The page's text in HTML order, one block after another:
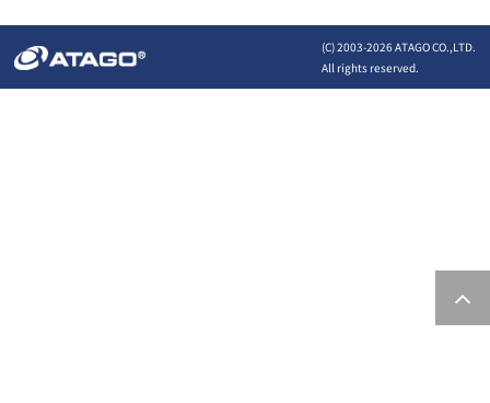
(C) 2003-2026 ATAGO CO.,LTD.
All rights reserved.